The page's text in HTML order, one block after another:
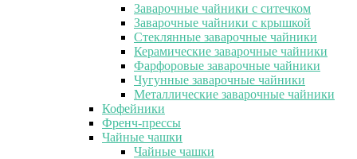
Заварочные чайники с ситечком
Заварочные чайники с крышкой
Стеклянные заварочные чайники
Керамические заварочные чайники
Фарфоровые заварочные чайники
Чугунные заварочные чайники
Металлические заварочные чайники
Кофейники
Френч-прессы
Чайные чашки
Чайные чашки